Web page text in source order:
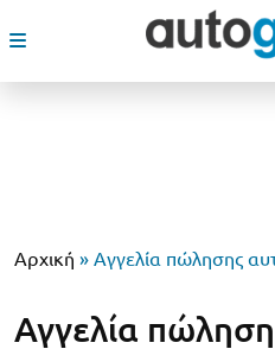
Αρχική » Αγγελία πώλησης
Αγγελία